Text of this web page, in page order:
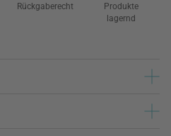
Rückgaberecht
Produkte
lagernd